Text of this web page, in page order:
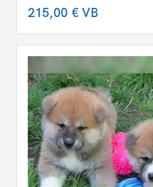
215,00 €VB